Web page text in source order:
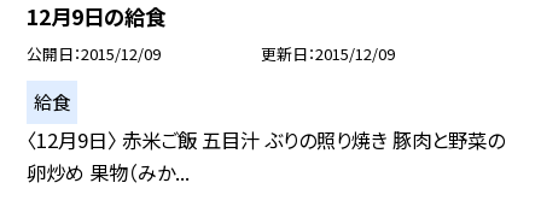
12月9日の給食
公開日 2015/12/09 更新日 2015/12/09
給食
〈12月9日〉 赤米ご飯 五目汁 ぶりの照り焼き 豚肉と野菜の
卵炒め 果物（みか...